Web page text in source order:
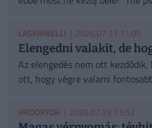
LASKAINELLI | 2026.07.31 11:05
Elengedni valakit, de
Az elengedés nem ott kezdődik,
ott, hogy végre valami
HRDOKTOR | 2026.07.29 13:52